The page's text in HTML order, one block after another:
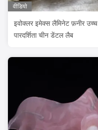
वीडियो
इवोक्लर इमेक्स लैमिनेट फ़नीर उच्च
पारदर्शिता चीन डेंटल लैब